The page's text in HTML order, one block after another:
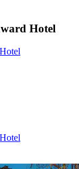
Hotel